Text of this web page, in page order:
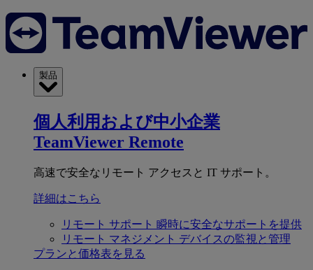
製品
個人利用および中小企業
TeamViewer Remote
高速で安全なリモート アクセスと IT サポート。
詳細はこちら
リモート サポート 瞬時に安全なサポートを提供
リモート マネジメント デバイスの監視と管理
プランと価格表を見る